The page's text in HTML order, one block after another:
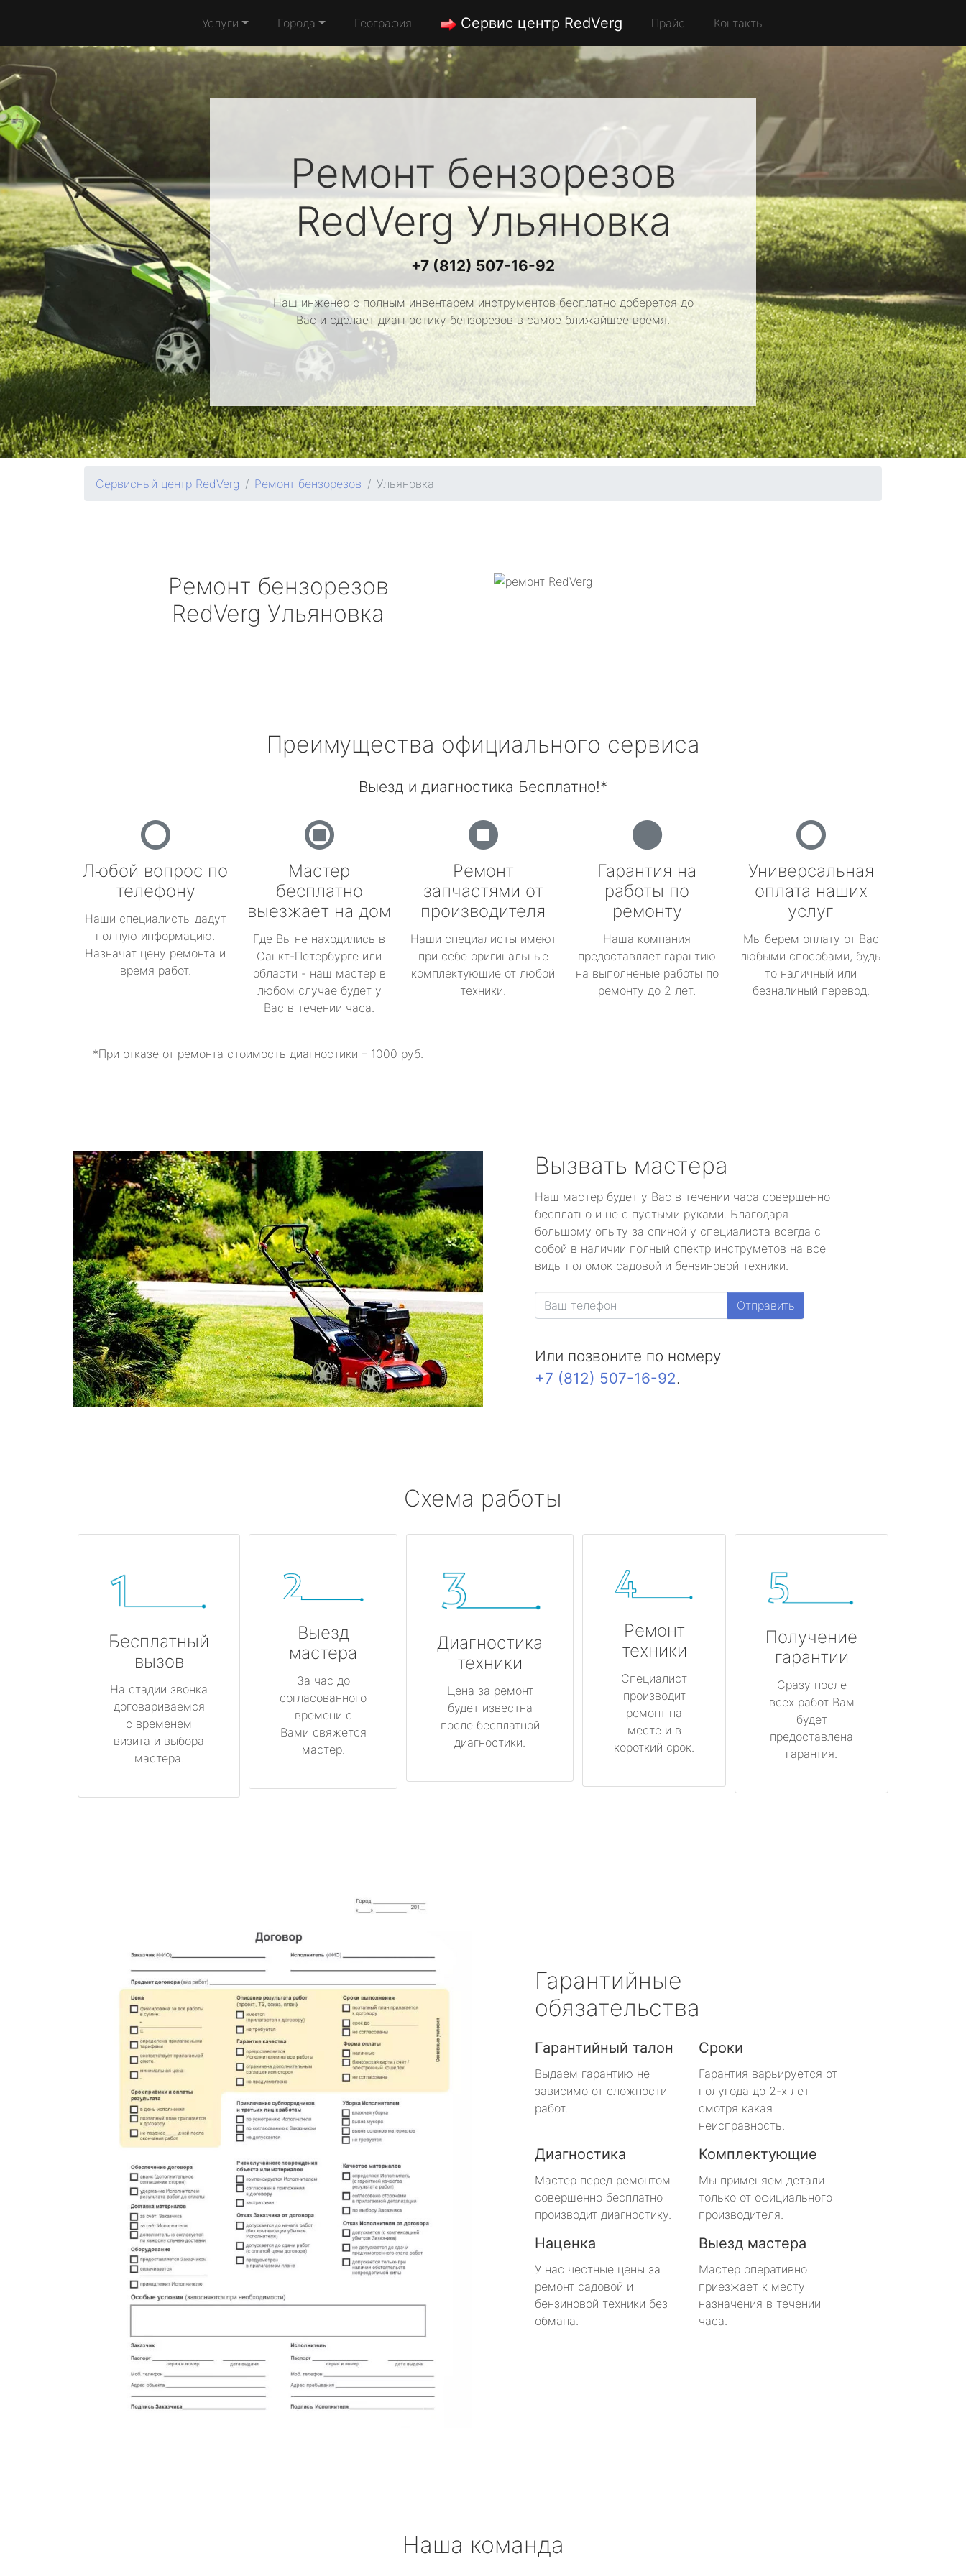
Услуги Города География Сервис центр RedVerg Прайс Контакты
Ремонт бензорезов
RedVergУльяновка
+7 (812) 507-16-92
Наш инженер с полным инвентарем инструментов бесплатно доберется до
Вас и сделает диагностику бензорезов в самое ближайшее время.
Сервисный центр RedVerg Ремонт бензорезов Ульяновка
Ремонт бензорезов
RedVerg Ульяновка
Преимущества официального сервиса
Выезд и диагностика Бесплатно!*
Любой вопрос по
телефону
Наши специалисты дадут
полную информацию.
Назначат цену ремонта и
время работ.
Мастер
бесплатно
выезжает на дом
Где Вы не находились в
Санкт-Петербурге или
области - наш мастер в
любом случае будет у
Вас в течении часа.
Ремонт
запчастями от
производителя
Наши специалисты имеют
при себе оригинальные
комплектующие от любой
техники.
Гарантия на
работы по
ремонту
Наша компания
предоставляет гарантию
на выполненые работы по
ремонту до 2 лет.
Универсальная
оплата наших
услуг
Мы берем оплату от Вас
любыми способами, будь
то наличный или
безналиный перевод.
*При отказе от ремонта стоимость диагностики – 1000 руб.
Вызвать мастера
Наш мастер будет у Вас в течении часа совершенно
бесплатно и не с пустыми руками. Благодаря
большому опыту за спиной у специалиста всегда с
собой в наличии полный спектр инструметов на все
виды поломок садовой и бензиновой техники.
Отправить
Или позвоните по номеру
+7 (812) 507-16-92.
Схема работы
Бесплатный
вызов
На стадии звонка
договариваемся
с временем
визита и выбора
мастера.
Выезд
мастера
За час до
согласованного
времени с
Вами свяжется
мастер.
Диагностика
техники
Цена за ремонт
будет известна
после бесплатной
диагностики.
Ремонт
техники
Специалист
производит
ремонт на
месте и в
короткий срок.
Получение
гарантии
Сразу после
всех работ Вам
будет
предоставлена
гарантия.
Гарантийные
обязательства
Гарантийный талон
Выдаем гарантию не
зависимо от сложности
работ.
Сроки
Гарантия варьируется от
полугода до 2-х лет
смотря какая
неисправность.
Диагностика
Мастер перед ремонтом
совершенно бесплатно
производит диагностику.
Комплектующие
Мы применяем детали
только от официального
производителя.
Наценка
У нас честные цены за
ремонт садовой и
бензиновой техники без
обмана.
Выезд мастера
Мастер оперативно
приезжает к месту
назначения в течении
часа.
Наша команда